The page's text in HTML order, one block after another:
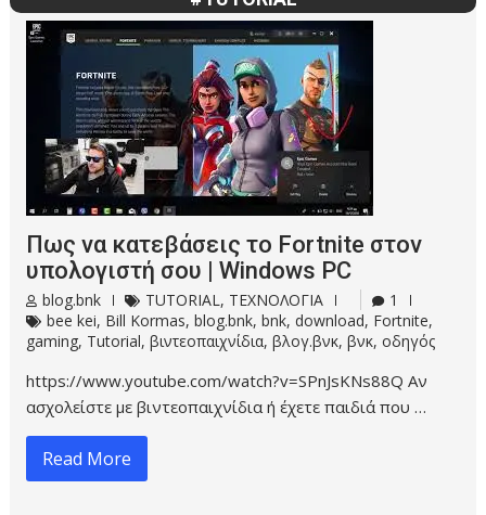
Πως να κατεβάσεις το Fortnite στον
υπολογιστή σου | Windows PC
blog.bnk TUTORIAL, ΤΕΧΝΟΛΟΓΙΑ
1
bee kei, Bill Kormas,blog.bnk,bnk,download, Fortnite,
gaming, Tutorial,βιντεοπαιχνίδια,βλογ.βνκ,βνκ,οδηγός
https://www.youtube.com/watch?v=SPnJsKNs88Q Αν
ασχολείστε με βιντεοπαιχνίδια ή έχετε παιδιά που …
Read More